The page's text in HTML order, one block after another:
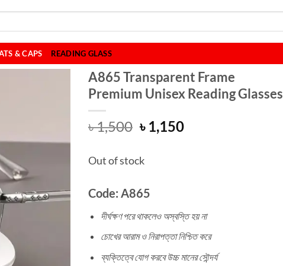
& CAPS READING GLASS
A865 Transparent Frame
Premium Unisex Reading Glasses
৳1,500 Original
price
was:
৳ 1,500.
৳ 1,150Current
Out of stock
Code: A865
দীর্ঘক্ষণ পরে থাকলেও অস্বস্তি হয় না
চোখের আরাম ও নিরাপত্তা নিশ্চিত করে
ব্যক্তিত্বে যোগ করবে উচ্চ মানের সৌন্দর্য